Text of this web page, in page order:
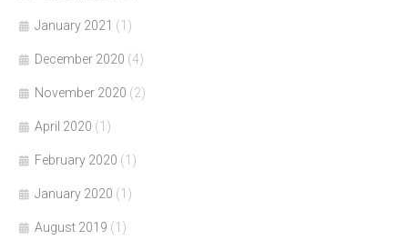
January 2021 (1)
December 2020 (4)
November 2020 (2)
April 2020 (1)
February 2020 (1)
January 2020 (1)
August 2019 (1)